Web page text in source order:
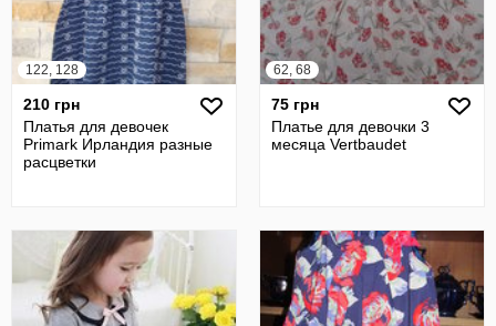
122, 128
210 грн
Платья для девочек
Primark Ирландия разные
расцветки
62, 68
75 грн
Платье для девочки 3
месяца Vertbaudet